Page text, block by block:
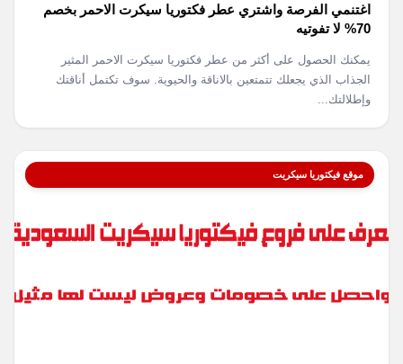
اغتنمي الفرصة واشتري عطر فكتوريا سيكرت الاحمر بخصم
70% لا تفوتيه
يمكنك الحصول على أكثر من عطر فكتوريا سيكرت الاحمر المثير
الجذاب الذي يجعلك تتمتعين بالاناقة والحيوية. سوف تكتمل أناقتك
وإطلالتك...
موقع فيكتوريا سيكريت